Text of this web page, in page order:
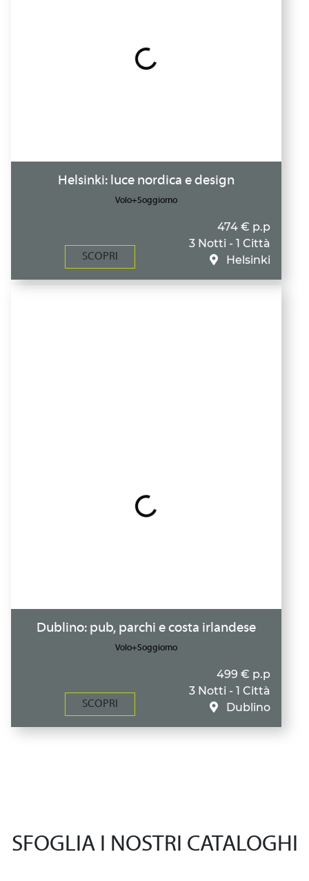
Helsinki: luce nordica e design
Volo+Soggiorno
SCOPRI
474 € p.p
3 Notti - 1 Città
Helsinki
Dublino: pub, parchi e costa irlandese
Volo+Soggiorno
SCOPRI
499 € p.p
3 Notti - 1 Città
Dublino
SFOGLIA I NOSTRI CATALOGHI